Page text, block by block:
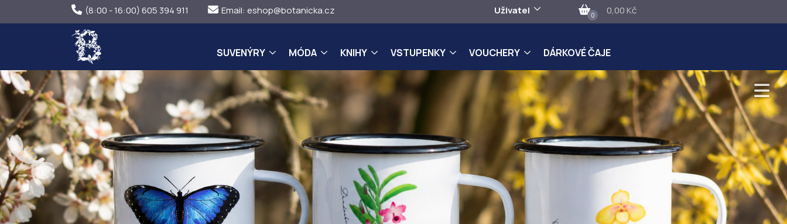
(8:00 - 16:00) 605 394 911 Email: eshop@botanicka.cz Uživatel 0 0,00 Kč
SUVENÝRY MÓDA KNIHY VSTUPENKY VOUCHERY DÁRKOVÉ ČAJE